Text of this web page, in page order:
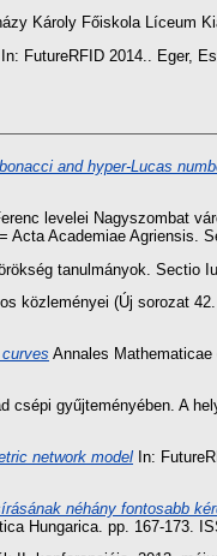
Károly Főiskola Líceum
FutureRFID 2014.. Eger,
and hyper-Lucas
levelei Nagyszombat
Academiae Agriensis.
tanulmányok. Sectio
közleményei (Új sorozat
Annales
csépi gyűjteményében. A
network model In:
néhány fontosabb
Hungarica. pp. 167-173.